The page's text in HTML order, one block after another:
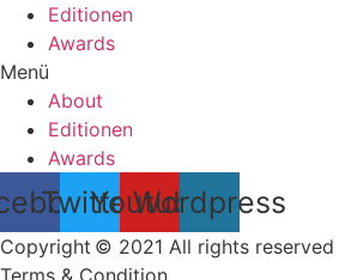
Editionen
Awards
Menü
About
Editionen
Awards
TwitterYoutube
Wordpress
Copyright © 2021 All rights reserved